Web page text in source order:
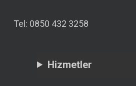
Tel: 0850 432 3258
Hizmetler